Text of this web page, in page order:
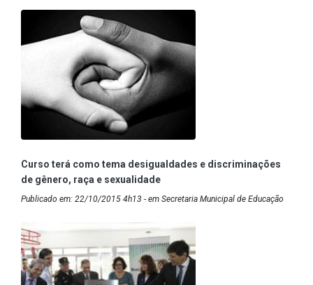
Curso terá como tema desigualdades e discriminações
de gênero, raça e sexualidade
Publicado em: 22/10/2015 4h13 - em Secretaria Municipal de Educação